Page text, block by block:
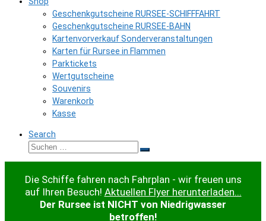
Geschenkgutscheine RURSEE-SCHIFFFAHRT
Geschenkgutscheine RURSEE-BAHN
Kartenvorverkauf Sonderveranstaltungen
Karten für Rursee in Flammen
Parktickets
Wertgutscheine
Souvenirs
Warenkorb
Kasse
Search
Suche
Suchen …
Die Schiffe fahren nach Fahrplan - wir freuen uns
auf Ihren Besuch! Aktuellen Flyer herunterladen...
Der Rursee ist NICHT von Niedrigwasser
betroffen!